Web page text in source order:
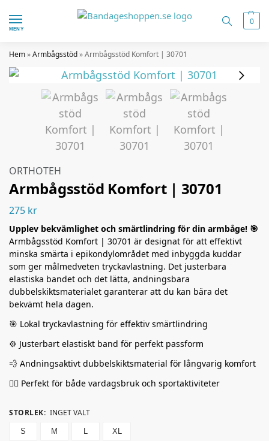
MENY
0
Hem»Armbågsstöd»Armbågsstöd Komfort | 30701
ORTHOTEH
Armbågsstöd Komfort | 30701
275 kr
Upplev bekvämlighet och smärtlindring för din armbåge! 🎯
Armbågsstöd Komfort | 30701 är designat för att effektivt
minska smärta i epikondylområdet med inbyggda kuddar
som ger målmedveten tryckavlastning. Det justerbara
elastiska bandet och det lätta, andningsbara
dubbelskiktsmaterialet garanterar att du kan bära det
bekvämt hela dagen.
🎯 Lokal tryckavlastning för effektiv smärtlindring
⚙️ Justerbart elastiskt band för perfekt passform
💨 Andningsaktivt dubbelskiktsmaterial för långvarig komfort
🏃‍♂️ Perfekt för både vardagsbruk och sportaktiviteter
STORLEK: INGET VALT
S M L XL